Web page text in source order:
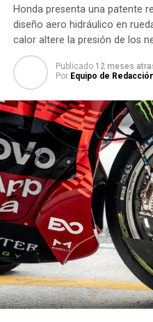
Honda presenta una patente
diseño aero hidráulico en
calor altere la presión de los
Publicado 12 meses
Por Equipo de